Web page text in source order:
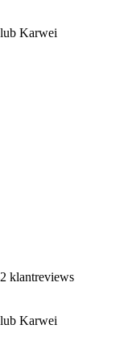
Karwei
klantreviews
Karwei